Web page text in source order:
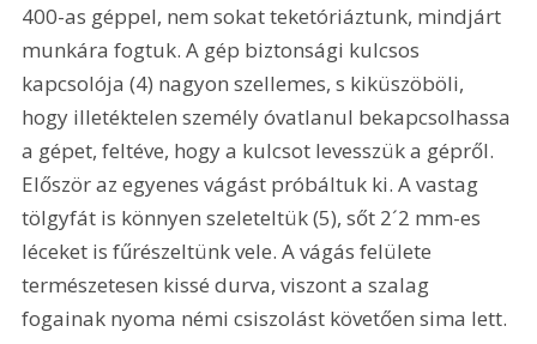
400-as géppel, nem sokat teketóriáztunk, mindjárt
munkára fogtuk. A gép biztonsági kulcsos
kapcsolója (4) nagyon szellemes, s kiküszöböli,
hogy illetéktelen személy óvatlanul bekapcsolhassa
a gépet, feltéve, hogy a kulcsot levesszük a gépről.
Először az egyenes vágást próbáltuk ki. A vastag
tölgyfát is könnyen szeleteltük (5), sőt 2´2 mm-es
léceket is fűrészeltünk vele. A vágás felülete
természetesen kissé durva, viszont a szalag
fogainak nyoma némi csiszolást követően sima lett.